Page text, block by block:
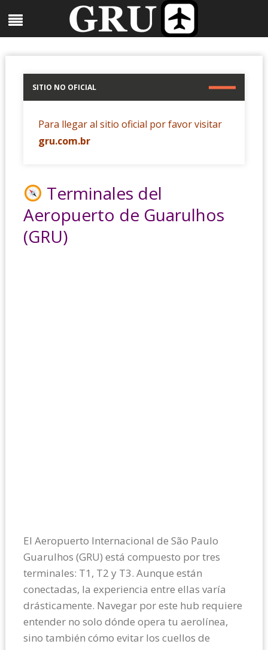
Menu
SITIO NO OFICIAL
Para llegar al sitio oficial por favor visitar
gru.com.br
Terminales del
Aeropuerto de Guarulhos
(GRU)
El Aeropuerto Internacional de São Paulo
Guarulhos (GRU) está compuesto por tres
terminales: T1, T2 y T3. Aunque están
conectadas, la experiencia entre ellas varía
drásticamente. Navegar por este hub requiere
entender no solo dónde opera tu aerolínea,
sino también cómo evitar los cuellos de